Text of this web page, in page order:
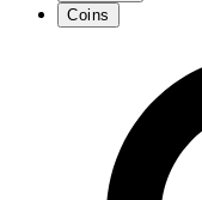
Coins